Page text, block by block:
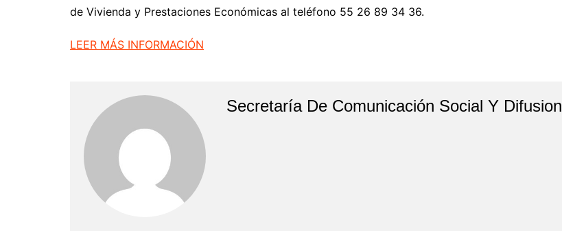
de Vivienda y Prestaciones Económicas al teléfono 55 26 89 34 36.
LEER MÁS INFORMACIÓN
Secretaría De Comunicación Social Y Difusion